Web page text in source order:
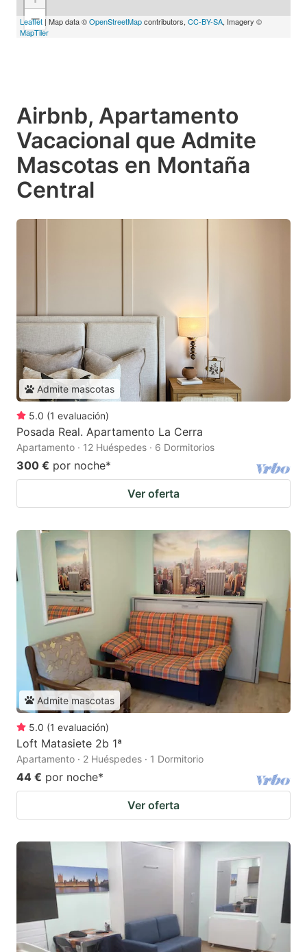
−
Leaflet | Map data ©OpenStreetMapcontributors, CC-BY-SA, Imagery ©
MapTiler
Airbnb, Apartamento
Vacacional que Admite
Mascotas en Montaña
Central
Admite mascotas
5.0 (1 evaluación)
Posada Real. Apartamento La Cerra
Apartamento · 12 Huéspedes · 6 Dormitorios
300 € por noche*
Ver oferta
Admite mascotas
5.0 (1 evaluación)
Loft Matasiete 2b 1ª
Apartamento · 2 Huéspedes · 1 Dormitorio
44 € por noche*
Ver oferta